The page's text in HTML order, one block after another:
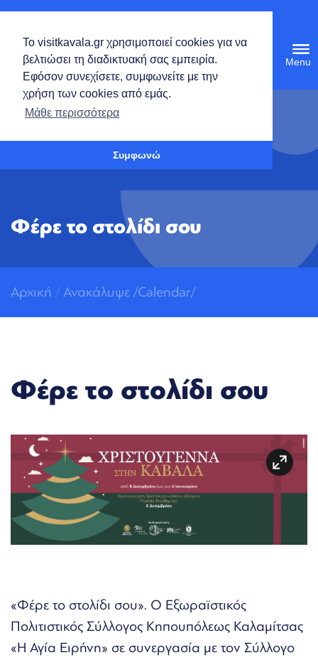
Ανοίξτε τη γραμμή εργαλείων
Το visitkavala.gr χρησιμοποιεί cookies για να
βελτιώσει τη διαδικτυακή σας εμπειρία.
Εφόσον συνεχίσετε, συμφωνείτε με την
χρήση των cookies από εμάς.
Μάθε περισσότερα
Συμφωνώ
Φέρε το στολίδι σου
Αρχική / Ανακάλυψε /Calendar/
Φέρε το στολίδι σου
«Φέρε το στολίδι σου». Ο Εξωραϊστικός
Πολιτιστικός Σύλλογος Κηπουπόλεως Καλαμίτσας
«Η Αγία Ειρήνη» σε συνεργασία με τον Σύλλογο